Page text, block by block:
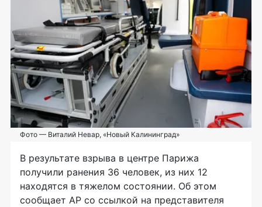
Фото — Виталий Невар, «Новый Калининград»
В результате взрыва в центре Парижа
получили ранения 36 человек, из них 12
находятся в тяжелом состоянии. Об этом
сообщает AP со ссылкой на представителя